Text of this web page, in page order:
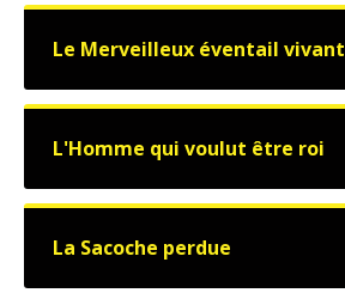
Le Merveilleux éventail vivant
L'Homme qui voulut être roi
La Sacoche perdue